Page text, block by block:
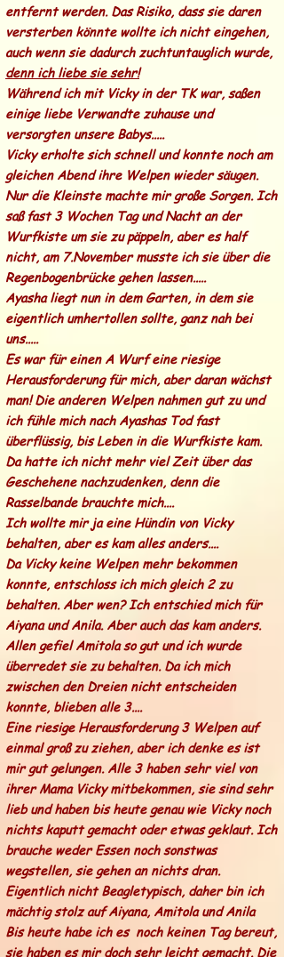
entfernt werden. Das Risiko, dass sie daren
versterben könnte wollte ich nicht eingehen,
auch wenn sie dadurch zuchtuntauglich wurde,
denn ich liebe sie sehr!
Während ich mit Vicky in der TK war, saßen
einige liebe Verwandte zuhause und
versorgten unsere Babys.....
Vicky erholte sich schnell und konnte noch am
gleichen Abend ihre Welpen wieder säugen.
Nur die Kleinste machte mir große Sorgen. Ich
saß fast 3 Wochen Tag und Nacht an der
Wurfkiste um sie zu päppeln, aber es half
nicht, am 7.November musste ich sie über die
Regenbogenbrücke gehen lassen.....
Ayasha liegt nun in dem Garten, in dem sie
eigentlich umhertollen sollte, ganz nah bei
uns.....
Es war für einen A Wurf eine riesige
Herausforderung für mich, aber daran wächst
man! Die anderen Welpen nahmen gut zu und
ich fühle mich nach Ayashas Tod fast
überflüssig, bis Leben in die Wurfkiste kam.
Da hatte ich nicht mehr viel Zeit über das
Geschehene nachzudenken, denn die
Rasselbande brauchte mich....
Ich wollte mir ja eine Hündin von Vicky
behalten, aber es kam alles anders....
Da Vicky keine Welpen mehr bekommen
konnte, entschloss ich mich gleich 2 zu
behalten. Aber wen? Ich entschied mich für
Aiyana und Anila. Aber auch das kam anders.
Allen gefiel Amitola so gut und ich wurde
überredet sie zu behalten. Da ich mich
zwischen den Dreien nicht entscheiden
konnte, blieben alle 3....
Eine riesige Herausforderung 3 Welpen auf
einmal groß zu ziehen, aber ich denke es ist
mir gut gelungen. Alle 3 haben sehr viel von
ihrer Mama Vicky mitbekommen, sie sind sehr
lieb und haben bis heute genau wie Vicky noch
nichts kaputt gemacht oder etwas geklaut. Ich
brauche weder Essen noch sonstwas
wegstellen, sie gehen an nichts dran.
Eigentlich nicht Beagletypisch, daher bin ich
mächtig stolz auf Aiyana, Amitola und Anila
Bis heute habe ich es noch keinen Tag bereut,
sie haben es mir doch sehr leicht gemacht. Die